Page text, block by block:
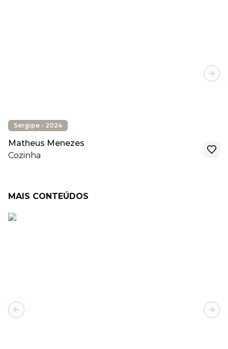
Sergipe - 2024
Matheus Menezes
Cozinha
MAIS CONTEÚDOS
Previous slide